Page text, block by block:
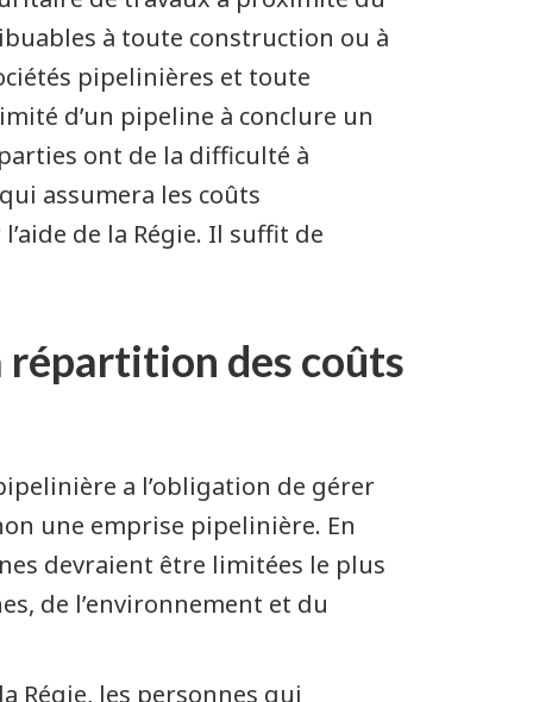
à toute construction ou à
pipelinières et toute
d’un pipeline à conclure un
ont de la difficulté à
assumera les coûts
de la Régie. Il suffit de
des coûts
a l’obligation de gérer
une emprise pipelinière. En
devraient être limitées le plus
de l’environnement et du
Régie, les personnes qui